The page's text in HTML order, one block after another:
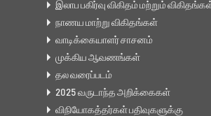
இலாப பகிர்வு விகிதம் மற்றும்
நாணய மாற்று விகிதங்கள்
வாடிக்கையாளர் சாசனம்
முக்கிய ஆவணங்கள்
தல வரைப்படம்
2025 வருடாந்த அறிக்கைகள்
விநியோகத்தர்கள் பதிவுகளுக்கு